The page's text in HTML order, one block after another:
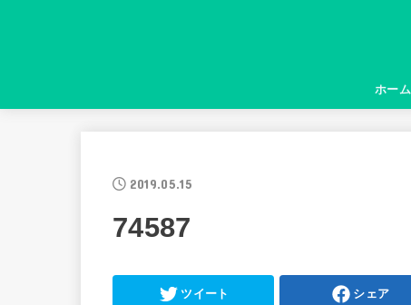
ホーム
2019.05.15
74587
ツイート シェア